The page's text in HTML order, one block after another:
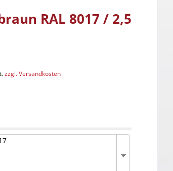
RAL 8017 / 2,5
zzgl. Versandkosten